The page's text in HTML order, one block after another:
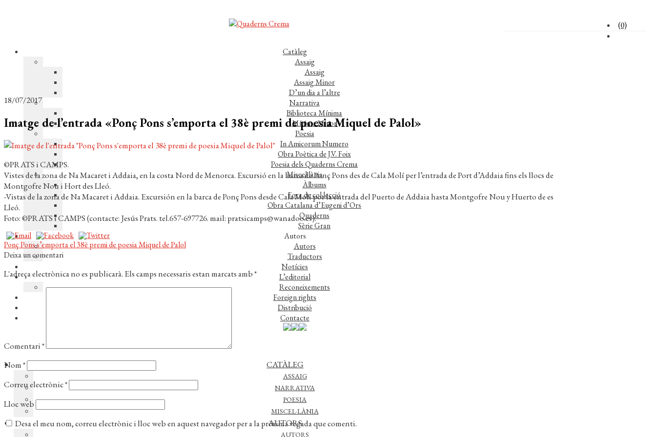
(0)
Catàleg
Assaig
Assaig
Assaig Minor
D’un dia a l’altre
Narrativa
Biblioteca Mínima
Mínima Minor
Poesia
In Amicorum Numero
Obra Poètica de J.V. Foix
Poesia dels Quaderns Crema
Miscel·lània
Àlbums
Fora de col·lecció
Obra Catalana d’Eugeni d’Ors
Quaderns
Sèrie Gran
Autors
Autors
Traductors
Notícies
L’editorial
Reconeixements
Foreign rights
Distribució
Contacte
CATÀLEG
ASSAIG
NARRATIVA
POESIA
MISCEL·LÀNIA
AUTORS
AUTORS
18/07/2017
Imatge de l’entrada «Ponç Pons s’emporta el 38è premi de poesia Miquel de Palol»
©PRATS i CAMPS.
Vistes de la zona de Na Macaret i Addaia, en la costa Nord de Menorca. Excursió en la barca de Ponç Pons des de Cala Molí per l’entrada de Port d’Addaia fins els llocs de
Montgofre Nou i Hort des Lleó.
-Vistas de la zona de Na Macaret i Addaia. Excursión en la barca de Ponç Pons desde Cala Molí por la entrada del Puerto de Addaia hasta Montgofre Nou y Huerto de es
Lleó.
Foto: ©PRATS i CAMPS (contacte: Jesús Prats. tel.657-697726. mail: pratsicamps@wanadoo.es).
Navegació
d'entrades
Entrada
anterior:
Ponç Pons s’emporta el 38è premi de poesia Miquel de Palol
Deixa un comentari
L'adreça electrònica no es publicarà. Els camps necessaris estan marcats amb*
Comentari*
Nom*
Correu electrònic*
Lloc web
Desa el meu nom, correu electrònic i lloc web en aquest navegador per a la pròxima vegada que comenti.